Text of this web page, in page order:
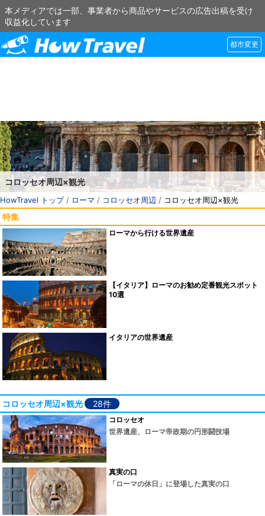
本メディアでは一部、事業者から商品やサービスの広告出稿を受け
収益化しています
都市変更
コロッセオ周辺×観光
HowTravel トップ/ ローマ / コロッセオ周辺 / コロッセオ周辺×観光
特集
ローマから行ける世界遺産
【イタリア】ローマのお勧め定番観光スポット
10選
イタリアの世界遺産
コロッセオ周辺×観光 28件
コロッセオ
世界遺産、ローマ帝政期の円形闘技場
真実の口
「ローマの休日」に登場した真実の口